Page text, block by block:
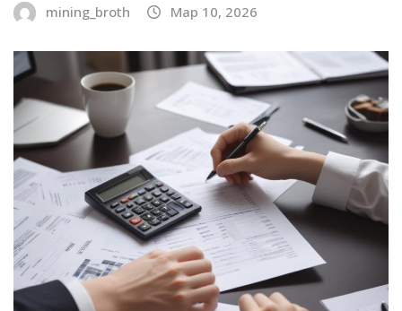
mining_broth Мар 10, 2026